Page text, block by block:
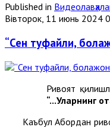
Published in
Вівторок, 11 июнь 2024
“Сен туфайли,
Ривоят
“...Уларнинг
Каъбул Аҳбордан